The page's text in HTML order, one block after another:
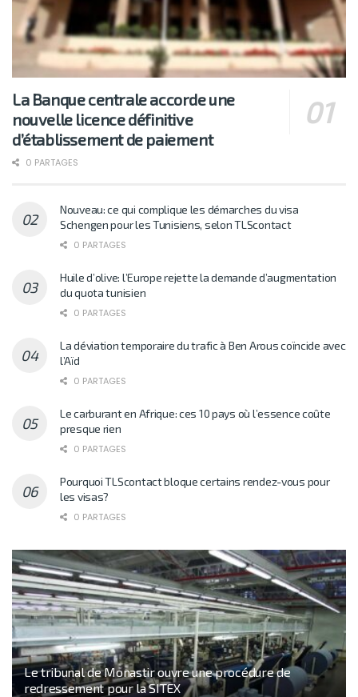
La Banque centrale accorde une
nouvelle licence définitive
d’établissement de paiement
0 PARTAGES
Nouveau: ce qui complique les démarches du visa
Schengen pour les Tunisiens, selon TLScontact
0 PARTAGES
Huile d’olive: l’Europe rejette la demande d’augmentation
du quota tunisien
0 PARTAGES
La déviation temporaire du trafic à Ben Arous coïncide avec
l’Aïd
0 PARTAGES
Le carburant en Afrique: ces 10 pays où l’essence coûte
presque rien
0 PARTAGES
Pourquoi TLScontact bloque certains rendez-vous pour
les visas?
0 PARTAGES
Le tribunal de Monastir ouvre une procédure de
redressement pour la SITEX